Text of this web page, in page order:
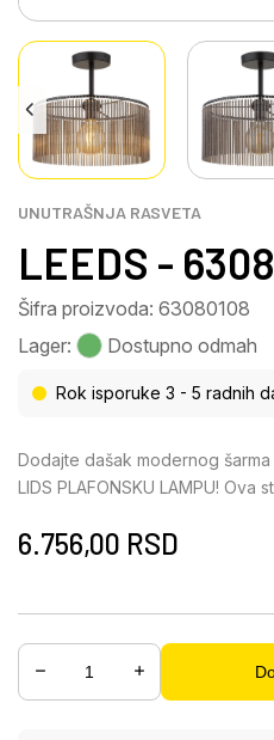
UNUTRAŠNJA RASVETA
LEEDS -
Šifra proizvoda: 63080108
Lager:
Dostupno odmah
Rok isporuke 3 - 5 radnih
Dodajte dašak modernog
LIDS PLAFONSKU LAMPU! Ova
je opremljen elegantnim,
u različite prostorije i
atmosferu osvetljenja. Idealna
trpezarijske prostore, ova
6.756,00 RSD